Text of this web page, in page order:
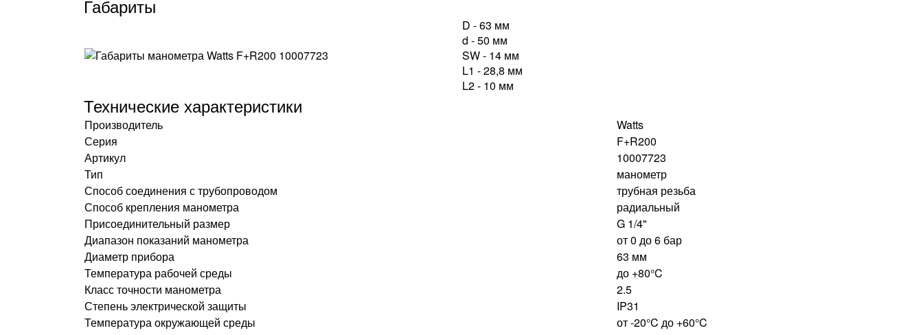
Габариты
D - 63 мм
d - 50 мм
SW - 14 мм
L1 - 28,8 мм
L2 - 10 мм
Технические характеристики
Производитель
Watts
Серия
F+R200
Артикул
10007723
Тип
манометр
Способ соединения с трубопроводом
трубная резьба
Способ крепления манометра
радиальный
Присоединительный размер
G 1/4"
Диапазон показаний манометра
от 0 до 6 бар
Диаметр прибора
63 мм
Температура рабочей среды
до +80°C
Класс точности манометра
2.5
Степень электрической защиты
IP31
Температура окружающей среды
от -20°C до +60°C